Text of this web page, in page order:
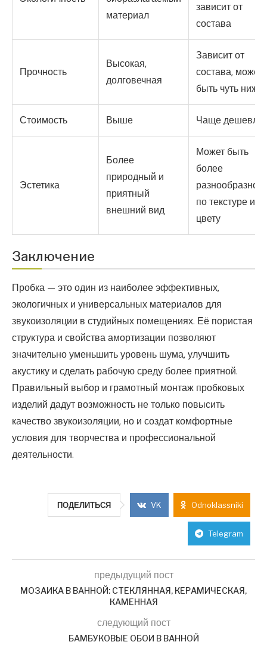
материал
зависит от
состава
Прочность
Высокая,
долговечная
Зависит от
состава, может
быть чуть ниже
Стоимость Выше Чаще дешевле
Эстетика
Более
природный и
приятный
внешний вид
Может быть
более
разнообразной
по текстуре и
цвету
Заключение
Пробка — это один из наиболее эффективных,
экологичных и универсальных материалов для
звукоизоляции в студийных помещениях. Её пористая
структура и свойства амортизации позволяют
значительно уменьшить уровень шума, улучшить
акустику и сделать рабочую среду более приятной.
Правильный выбор и грамотный монтаж пробковых
изделий дадут возможность не только повысить
качество звукоизоляции, но и создат комфортные
условия для творчества и профессиональной
деятельности.
ПОДЕЛИТЬСЯ VK Odnoklassniki
Telegram
предыдущий пост
МОЗАИКА В ВАННОЙ: СТЕКЛЯННАЯ, КЕРАМИЧЕСКАЯ,
КАМЕННАЯ
следующий пост
БАМБУКОВЫЕ ОБОИ В ВАННОЙ